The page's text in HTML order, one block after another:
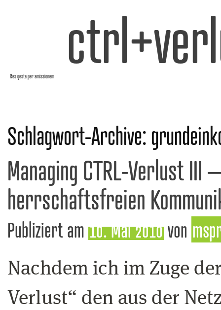
Res gesta per amissionem
Schlagwort-Archive:
Managing CTRL-Verlust
herrschaftsfreien
Publiziert am 10. Mai 2010von
Nachdem ich im Zuge
Verlust“ den aus der